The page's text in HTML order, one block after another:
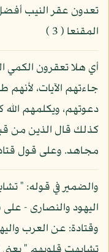
تعدون عقر النيب
المقنعا ( 3 )
أي هلا تعقرون الكمي
جاءتهم الآيات، لأنهم
دعوتهم، ويكلمهم الله
كذلك قال الذين من
مجاهد. وعلى قول
والضمير في قوله: "
اليهود والنصارى -
وقتادة: عن العرب